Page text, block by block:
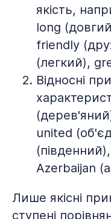
якість,
long
friendly
(легкий),
Відносні
united
Azerbaijan
Лише якісні
ступені